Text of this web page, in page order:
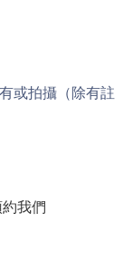
或拍攝（除有註
我們